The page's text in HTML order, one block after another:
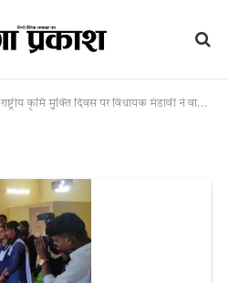
राष्ट्रीय कृमि मुक्ति दिवस पर विधायक मंडावी ने वासडी के बच्चों को बांटी कृमि की दवाई